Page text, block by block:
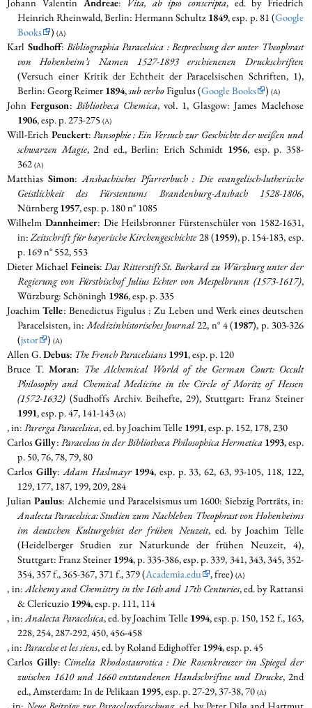
Heinrich Rheinwald, Berlin: Hermann Schultz 1849, esp. p. 81 (Google
Books
)(A)
Karl Sudhoff:Bibliographia Paracelsica : Besprechung der unter Theophrast
von Hohenheim’s Namen 1527-1893 erschienenen Druckschriften
(Versuch einer Kritik der Echtheit der Paracelsischen Schriften, 1),
Berlin: Georg Reimer 1894,sub verboFigulus (Google Books )(A)
John Ferguson: Bibliotheca Chemica, vol. 1, Glasgow: James Maclehose
1906, esp. p. 273-275(A)
Will-Erich Peuckert:Pansophie : Ein Versuch zur Geschichte der weißen und
schwarzen Magie, 2nd ed., Berlin: Erich Schmidt 1956, esp. p. 358-
362(A)
Matthias Simon:Ansbachisches Pfarrerbuch : Die evangelisch-lutherische
Geistlichkeit des Fürstentums Brandenburg-Ansbach 1528-1806,
Nürnberg1957, esp. p. 180 n° 1085
Wilhelm Dannheimer: Die Heilsbronner Fürstenschüler von 1582-1631,
in:Zeitschrift für bayerische Kirchengeschichte 28 (1959), p. 154-183, esp.
p. 169 n° 552, 553
Dieter Michael Feineis:Das Ritterstift St. Burkard zu Würzburg unter der
Regierung von Fürstbischof Julius Echter von Mespelbrunn (1573-1617),
Würzburg: Schöningh 1986, esp. p. 335
Joachim Telle: Benedictus Figulus : Zu Leben und Werk eines deutschen
Paracelsisten, in:Medizinhistorisches Journal22, n° 4 (1987), p. 303-326
(jstor )(A)
Allen G.Debus: The French Paracelsians 1991, esp. p. 120
Bruce T. Moran: The Alchemical World of the German Court: Occult
Philosophy and Chemical Medicine in the Circle of Moritz of Hessen
(1572-1632) (Sudhoffs Archiv. Beihefte, 29), Stuttgart: Franz Steiner
1991, esp. p. 47, 141-143(A)
, in:Parerga Paracelsica, ed. by Joachim Telle 1991, esp. p. 152, 178, 230
CarlosGilly: Paracelsus in der Bibliotheca Philosophica Hermetica 1993, esp.
p. 50, 76, 78, 79, 80
Carlos Gilly:Adam Haslmayr 1994, esp. p. 33, 62, 63, 93-105, 118, 122,
129, 177, 187, 199, 209, 284
Julian Paulus: Alchemie und Paracelsismus um 1600: Siebzig Porträts, in:
Analecta Paracelsica: Studien zum Nachleben Theophrast von Hohenheims
im deutschen Kulturgebiet der frühen Neuzeit, ed. by Joachim Telle
(Heidelberger Studien zur Naturkunde der frühen Neuzeit, 4),
Stuttgart: Franz Steiner 1994, p. 335-386, esp. p. 339, 341, 343, 345, 352-
354, 357 f., 365-367, 371 f., 379 (Academia.edu , free)(A)
, in:Alchemy and Chemistry in the 16th and 17th Centuries, ed. by Rattansi
& Clericuzio 1994, esp. p. 111, 114
, in:Analecta Paracelsica, ed. by Joachim Telle 1994, esp. p. 150, 152 f., 163,
228, 254, 287-292, 450, 456-458
, in:Paracelse et les siens, ed. by Roland Edighoffer 1994, esp. p. 45
Carlos Gilly: Cimelia Rhodostaurotica : Die Rosenkreuzer im Spiegel der
zwischen 1610 und 1660 entstandenen Handschriftne und Drucke, 2nd
ed., Amsterdam: In de Pelikaan 1995, esp. p. 27-29, 37-38, 70(A)